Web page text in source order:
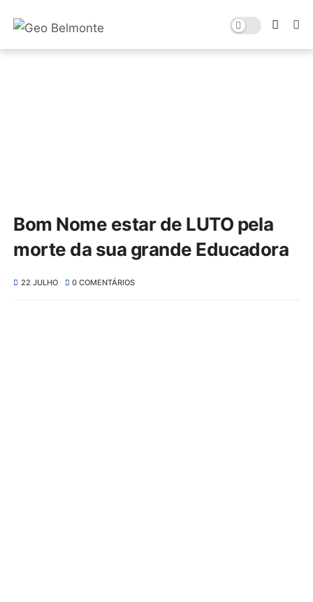
Bom Nome estar de LUTO pela
morte da sua grande Educadora
22 JULHO 0 COMENTÁRIOS